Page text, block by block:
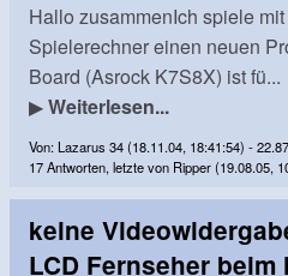
Hallo zusammenIch spiele
Spielerechner einen neuen
Board (Asrock K7S8X) ist fü...
▶Weiterlesen...
Von: Lazarus 34 (18.11.04, 18:41:54) -
17 Antworten, letzte von Ripper (19.08.05,
keine
LCD Fernseher beim